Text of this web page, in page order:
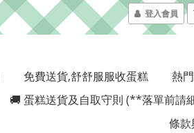
登入會員
免費送貨,舒舒服服收蛋糕 熱
🚚 蛋糕送貨及自取守則 (**落單前請
條款